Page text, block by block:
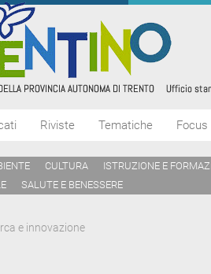
Riviste Tematiche Focus
CULTURA ISTRUZIONE E
SALUTE E BENESSERE
e innovazione